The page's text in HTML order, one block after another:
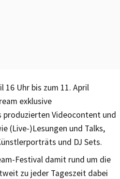
16 Uhr bis zum 11. April
exklusive
Videocontent und
(Live-)Lesungen und Talks,
und DJ Sets.
Festival damit rund um die
zu jeder Tageszeit dabei